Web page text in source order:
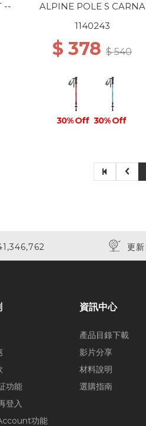
--
ALPINE POLE S CARNA
1140243
$ 378$ 540
30% Off 30% Off
更
功能
登入
功能
資訊中心
產品目錄下載
影片分享
材料說明
選購指南